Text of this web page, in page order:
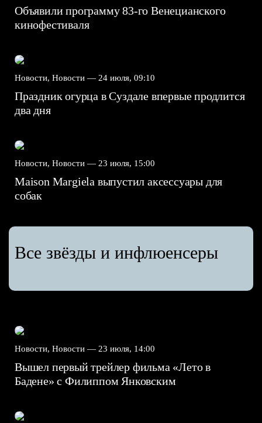
Объявили программу 83-го Венецианского
кинофестиваля
Новости, Новости — 24 июля, 09:10
Праздник огурца в Суздале впервые продлится
два дня
Новости, Новости — 23 июля, 15:00
Maison Margiela выпустил аксессуары для
собак
Все звёзды и инфлюенсеры
Новости, Новости — 23 июля, 14:00
Вышел первый трейлер фильма «Лето в
Бадене» с Филиппом Янковским